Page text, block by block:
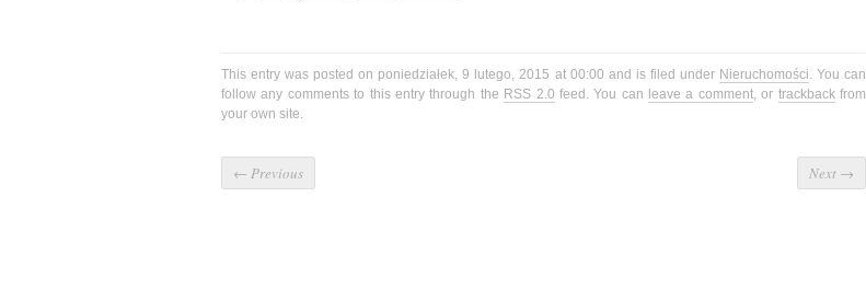
This entry was posted on poniedziałek, 9 lutego, 2015 at 00:00 and is filed under Nieruchomości. You can
follow any comments to this entry through the RSS 2.0 feed. You can leave a comment, or trackbackfrom
your own site.
← Previous Next →